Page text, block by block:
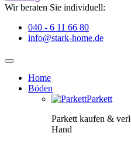
Wir beraten Sie individuell:
040 - 6 11 66 80
info@stark-home.de
Home
Böden
Parkett
Parkett kaufen &
Hand